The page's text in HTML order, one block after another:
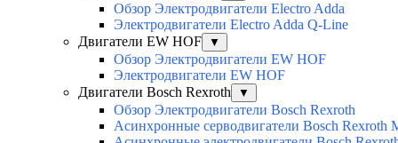
Обзор Электродвигатели Electro Adda
Электродвигатели Electro Adda Q-Line
Двигатели EW HOF
▼
Обзор Электродвигатели EW HOF
Электродвигатели EW HOF
Двигатели Bosch Rexroth
▼
Обзор Электродвигатели Bosch Rexroth
Асинхронные серводвигатели Bosch Rexroth